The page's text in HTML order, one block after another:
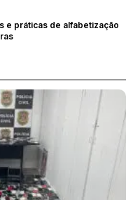
e práticas de alfabetização